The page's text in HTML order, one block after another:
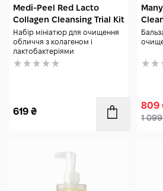
Medi-Peel Red Lacto
Collagen Cleansing Trial Kit
Набір мініатюр для очищення
обличчя з колагеном і
лактобактеріями
619 ₴
809
1